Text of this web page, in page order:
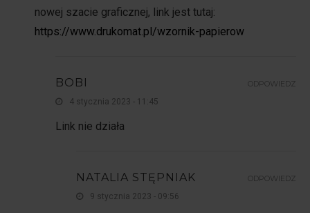
nowej szacie graficznej, link jest tutaj:
https://www.drukomat.pl/wzornik-papierow
BOBI
4 stycznia 2023 - 11:45
Link nie działa
ODPOWIEDZ
NATALIA STĘPNIAK
9 stycznia 2023 - 09:56
ODPOWIEDZ